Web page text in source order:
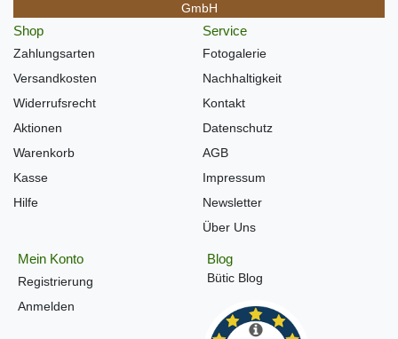
GmbH
Shop
Zahlungsarten
Versandkosten
Widerrufsrecht
Aktionen
Warenkorb
Kasse
Hilfe
Service
Fotogalerie
Nachhaltigkeit
Kontakt
Datenschutz
AGB
Impressum
Newsletter
Über Uns
Mein Konto
Registrierung
Anmelden
Blog
Bütic Blog